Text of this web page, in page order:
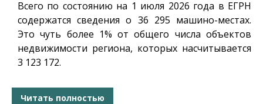
Всего по состоянию на 1 июля 2026 года в ЕГРН
содержатся сведения о 36 295 машино-местах.
Это чуть более 1% от общего числа объектов
недвижимости региона, которых насчитывается
3 123 172.
Читать полностью